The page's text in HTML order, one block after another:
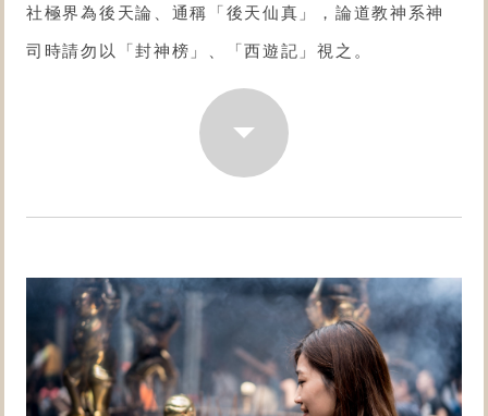
社極界為後天論、通稱「後天仙真」，論道教神系神
司時請勿以「封神榜」、「西遊記」視之。